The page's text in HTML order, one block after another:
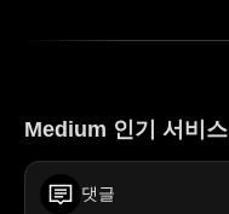
Medium 인기 서비스
댓글